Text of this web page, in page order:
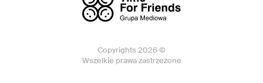
Copyrights 2026 ©
Wszelkie prawa zastrzeżone